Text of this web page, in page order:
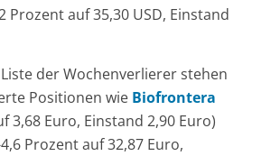
Prozent auf 35,30 USD, Einstand
der Wochenverlierer stehen
Positionen wie Biofrontera
3,68 Euro, Einstand 2,90 Euro)
Prozent auf 32,87 Euro,